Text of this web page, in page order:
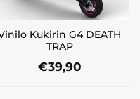
en
la
página
de
producto
Kukirin G4 DEATH
TRAP
€39,90